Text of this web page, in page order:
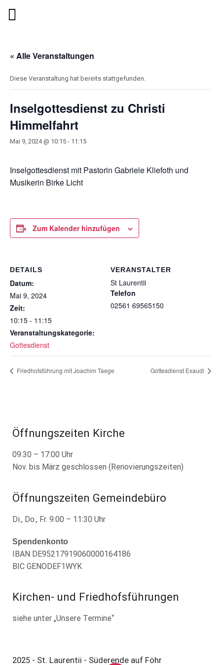
« Alle Veranstaltungen
Diese Veranstaltung hat bereits stattgefunden.
Inselgottesdienst zu Christi
Himmelfahrt
Mai 9, 2024 @ 10:15 - 11:15
Inselgottesdienst mit Pastorin Gabriele Kliefoth und
Musikerin Birke Licht
Zum Kalender hinzufügen
DETAILS
Datum:
Mai 9, 2024
Zeit:
10:15 - 11:15
Veranstaltungskategorie:
Gottesdienst
VERANSTALTER
St Laurentii
Telefon
02561 69565150
Friedhofsführung mit Joachim Taege Gottesdienst Exaudi
Öffnungszeiten Kirche
09:30 – 17:00 Uhr
Nov. bis März geschlossen (Renovierungszeiten)
Öffnungszeiten Gemeindebüro
Di., Do., Fr. 9:00 – 11:30 Uhr
Spendenkonto
IBAN DE95217919060000164186
BIC GENODEF1WYK
Kirchen- und Friedhofsführungen
siehe unter „Unsere Termine“
2025 - St. Laurentii - Süderende auf Föhr